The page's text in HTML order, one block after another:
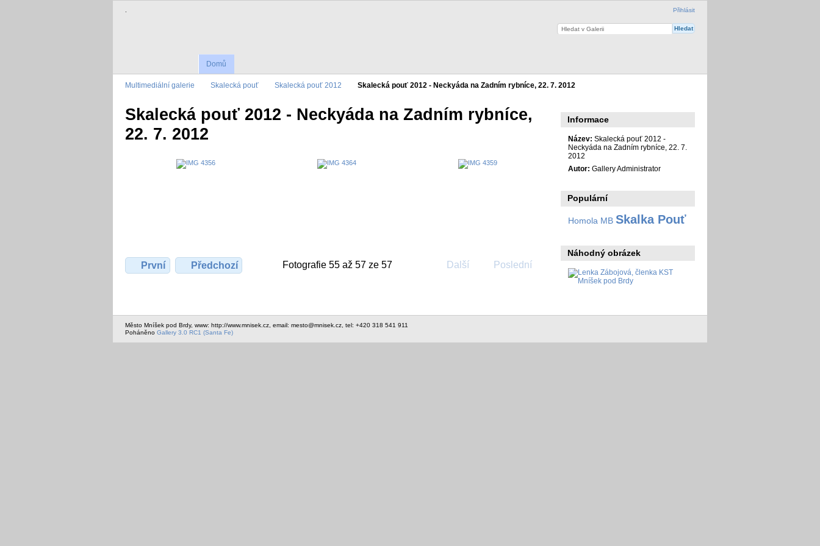
. Přihlásit
Domů
Multimediální galerie Skalecká pouť Skalecká pouť 2012 Skalecká pouť 2012 - Neckyáda na Zadním rybníce, 22. 7. 2012
Skalecká pouť 2012 - Neckyáda na Zadním rybníce,
22. 7. 2012
První Předchozí Fotografie 55 až 57 ze 57 Další Poslední
Informace
Název: Skalecká pouť 2012 -
Neckyáda na Zadním rybníce, 22. 7.
2012
Autor: Gallery Administrator
Populární
Homola MB Skalka Pouť
Náhodný obrázek
Město Mníšek pod Brdy, www: http://www.mnisek.cz, email: mesto@mnisek.cz, tel: +420 318 541 911
Poháněno Gallery 3.0 RC1 (Santa Fe)